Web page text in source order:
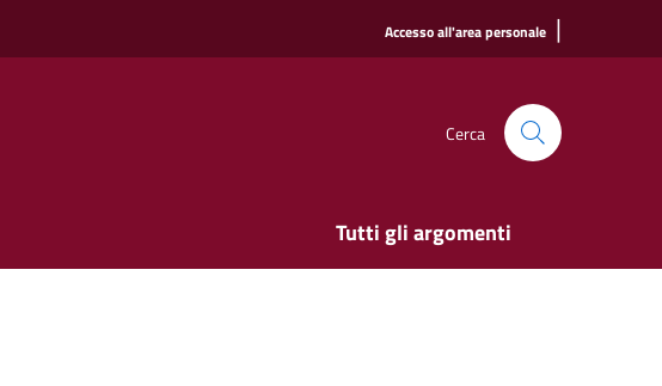
Accesso all'area personale |
Cerca
Tutti gli argomenti